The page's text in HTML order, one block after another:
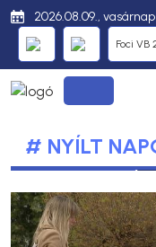
2026.08.09.,
Foci VB
# NYÍLT